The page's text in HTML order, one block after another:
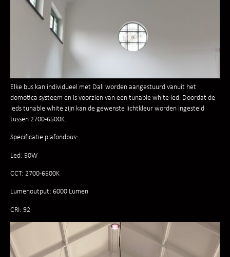
Elke bus kan individueel met Dali worden aangestuurd vanuit het
domotica systeem en is voorzien van een tunable white led. Doordat de
leds tunable white zijn kan de gewenste lichtkleur worden ingesteld
tussen 2700-6500K.
Specificatie plafondbus:
Led: 50W
CCT: 2700-6500K
Lumenoutput: 6000 Lumen
CRI: 92